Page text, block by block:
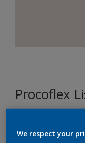
Procoflex
We respect your